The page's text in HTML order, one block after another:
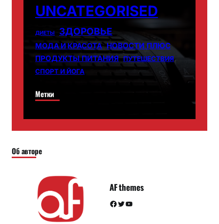
UNCATEGORISED
ДИЕТЫ ЗДОРОВЬЕ
МОДА И КРАСОТА НОВОСТИ ПЛЮС
ПРОДУКТЫ ПИТАНИЯ ПУТЕШЕСТВИЯ
СПОРТ И ЙОГА
Метки
Об авторе
AF themes
Facebook Twitter YouTube